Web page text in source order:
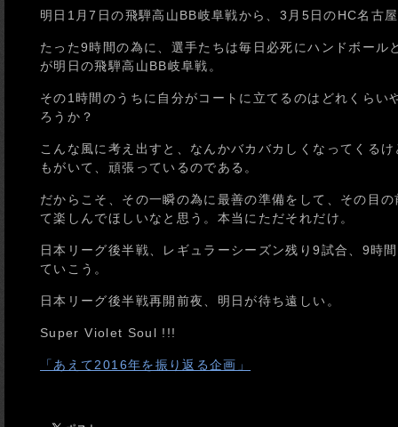
明日1月7日の飛騨高山BB岐阜戦から、3月5日のHC名古
たった9時間の為に、選手たちは毎日必死にハンドボー
が明日の飛騨高山BB岐阜戦。
その1時間のうちに自分がコートに立てるのはどれくら
ろうか？
こんな風に考え出すと、なんかバカバカしくなってくる
もがいて、頑張っているのである。
だからこそ、その一瞬の為に最善の準備をして、その目
て楽しんでほしいなと思う。本当にただそれだけ。
日本リーグ後半戦、レギュラーシーズン残り9試合、9時
ていこう。
日本リーグ後半戦再開前夜、明日が待ち遠しい。
Super Violet Soul !!!
「あえて2016年を振り返る企画」